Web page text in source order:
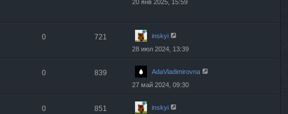
20 янв 2025, 15:59
0 721
inskyi
28 июл 2024, 13:39
0 839
AdaVladimirovna
27 май 2024, 09:30
0 851
inskyi